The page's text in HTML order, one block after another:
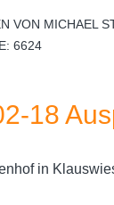
VON MICHAEL
6624
18
in